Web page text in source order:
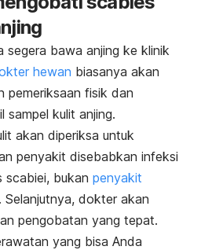
segera bawa anjing ke klinik
hewan biasanya akan
pemeriksaan fisik dan
sampel kulit anjing.
akan diperiksa untuk
penyakit disebabkan infeksi
scabiei, bukan penyakit
Selanjutnya, dokter akan
pengobatan yang tepat.
yang bisa Anda